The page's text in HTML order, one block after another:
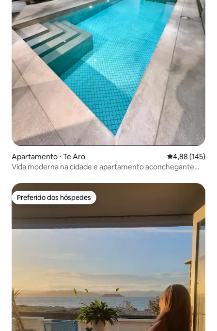
Apartamento ⋅ Te Aro 4,88 de uma
4,88 (145)
Vida moderna na cidade e apartamento aconchegante
Preferido dos hóspedes
Preferido dos hóspedes